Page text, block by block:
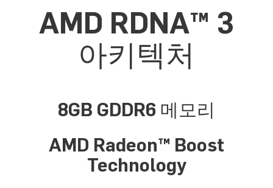
AMD RDNA™ 3
아키텍처
8GB GDDR6 메모리
AMD Radeon™ Boost
Technology